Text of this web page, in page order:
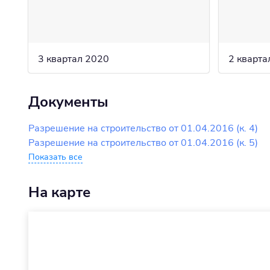
3 квартал 2020 2
Документы
Разрешение на строительство от 01.04.2016 (к. 4)
Разрешение на строительство от 01.04.2016 (к. 5)
Показать все
На карте